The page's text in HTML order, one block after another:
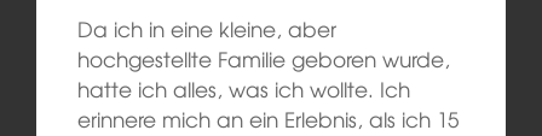
Da ich in eine kleine, aber
hochgestellte Familie geboren wurde,
hatte ich alles, was ich wollte. Ich
erinnere mich an ein Erlebnis, als ich 15